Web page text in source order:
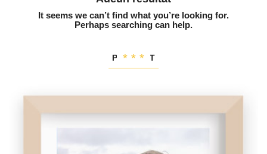
It seems we can’t find what you’re looking for.
Perhaps searching can help.
PORTRAIT